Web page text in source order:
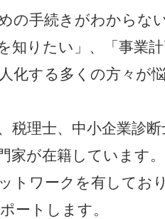
の手続きがわからな
知りたい」、「事業
化する多くの方々が
税理士、中小企業診
家が在籍しています
トワークを有してお
ートします。